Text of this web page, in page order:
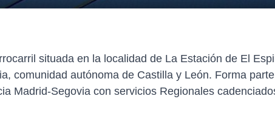
situada en la localidad de La Estación de El
comunidad autónoma de Castilla y León. Forma
Madrid-Segovia con servicios Regionales